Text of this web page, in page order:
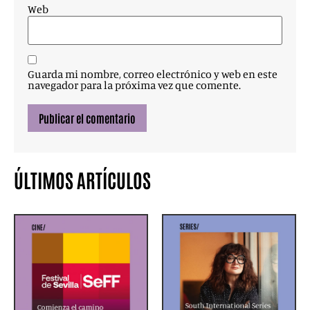
Web
Guarda mi nombre, correo electrónico y web en este
navegador para la próxima vez que comente.
ÚLTIMOS ARTÍCULOS